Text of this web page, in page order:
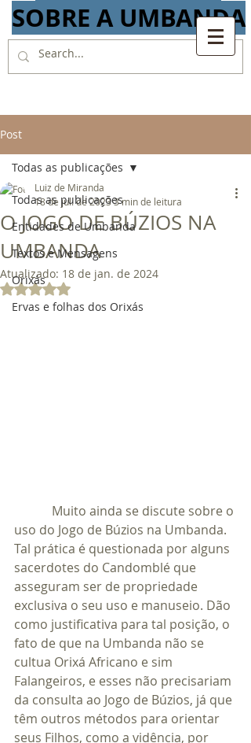
SOBRE A UMBANDA
Post
Todas as publicações
Entidades de Umbanda
Textos e Mensagens
Orixás
Ervas e folhas dos Orixás
Todas as publicações
O JOGO DE BÚZIOS NA
UMBANDA
Luiz de Miranda
18 de jul. de 20233 min de leitura
Atualizado: 18 de jan. de 2024
Avaliado com NaN de 5 estrelas.
uso do Jogo de Búzios na Umbanda.
Tal prática é questionada por alguns
sacerdotes do Candomblé que
asseguram ser de propriedade
exclusiva o seu uso e manuseio. Dão
como justificativa para tal posição, o
fato de que na Umbanda não se
cultua Orixá Africano e sim
Falangeiros, e esses não precisariam
da consulta ao Jogo de Búzios, já que
têm outros métodos para orientar
seus Filhos, como a vidência, por